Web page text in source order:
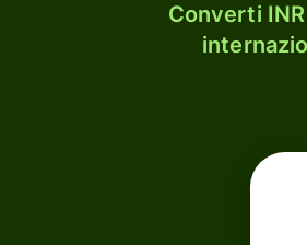
Converti